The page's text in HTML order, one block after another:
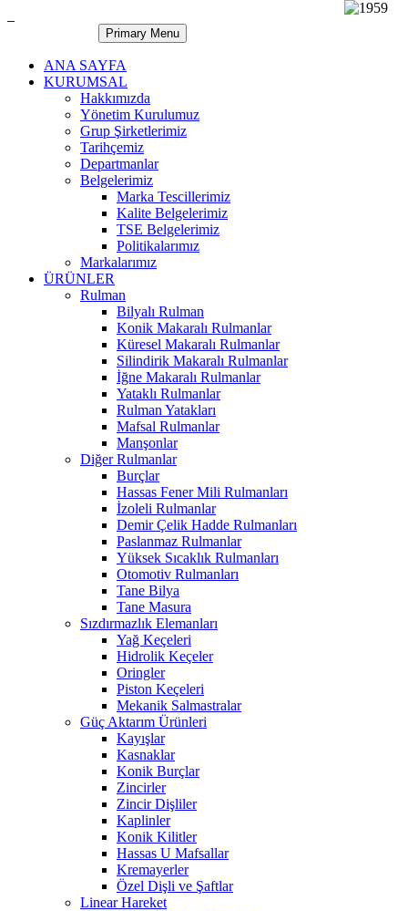
Primary Menu
ANA SAYFA
KURUMSAL
Hakkımızda
Yönetim Kurulumuz
Grup Şirketlerimiz
Tarihçemiz
Departmanlar
Belgelerimiz
Marka Tescillerimiz
Kalite Belgelerimiz
TSE Belgelerimiz
Politikalarımız
Markalarımız
ÜRÜNLER
Rulman
Bilyalı Rulman
Konik Makaralı Rulmanlar
Küresel Makaralı Rulmanlar
Silindirik Makaralı Rulmanlar
İğne Makaralı Rulmanlar
Yataklı Rulmanlar
Rulman Yatakları
Mafsal Rulmanlar
Manşonlar
Diğer Rulmanlar
Burçlar
Hassas Fener Mili Rulmanları
İzoleli Rulmanlar
Demir Çelik Hadde Rulmanları
Paslanmaz Rulmanlar
Yüksek Sıcaklık Rulmanları
Otomotiv Rulmanları
Tane Bilya
Tane Masura
Sızdırmazlık Elemanları
Yağ Keçeleri
Hidrolik Keçeler
Oringler
Piston Keçeleri
Mekanik Salmastralar
Güç Aktarım Ürünleri
Kayışlar
Kasnaklar
Konik Burçlar
Zincirler
Zincir Dişliler
Kaplinler
Konik Kilitler
Hassas U Mafsallar
Kremayerler
Özel Dişli ve Şaftlar
Linear Hareket